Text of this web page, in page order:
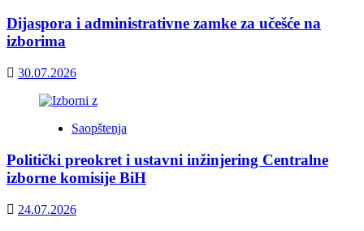
Dijaspora i administrativne zamke za učešće na
izborima
30.07.2026
Saopštenja
Politički preokret i ustavni inžinjering Centralne
izborne komisije BiH
24.07.2026